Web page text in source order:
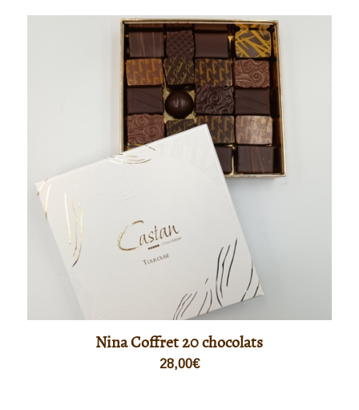
Nina Coffret 20 chocolats
28,00€